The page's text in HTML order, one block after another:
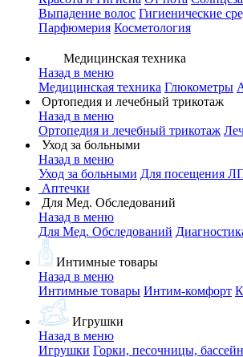
Выпадение волос Гигиенические
Парфюмерия Косметология
Медицинская техника
Назад в меню
Медицинская техника Глюкометры
Ортопедия и лечебный трикотаж
Назад в меню
Ортопедия и лечебный трикотаж
Уход за больными
Назад в меню
Уход за больными Для посещения
Аптечки
Для Мед. Обследований
Назад в меню
Для Мед. Обследований
Интимные товары
Назад в меню
Интимные товары Интим-комфорт
Игрушки
Назад в меню
Игрушки Горки, песочницы,